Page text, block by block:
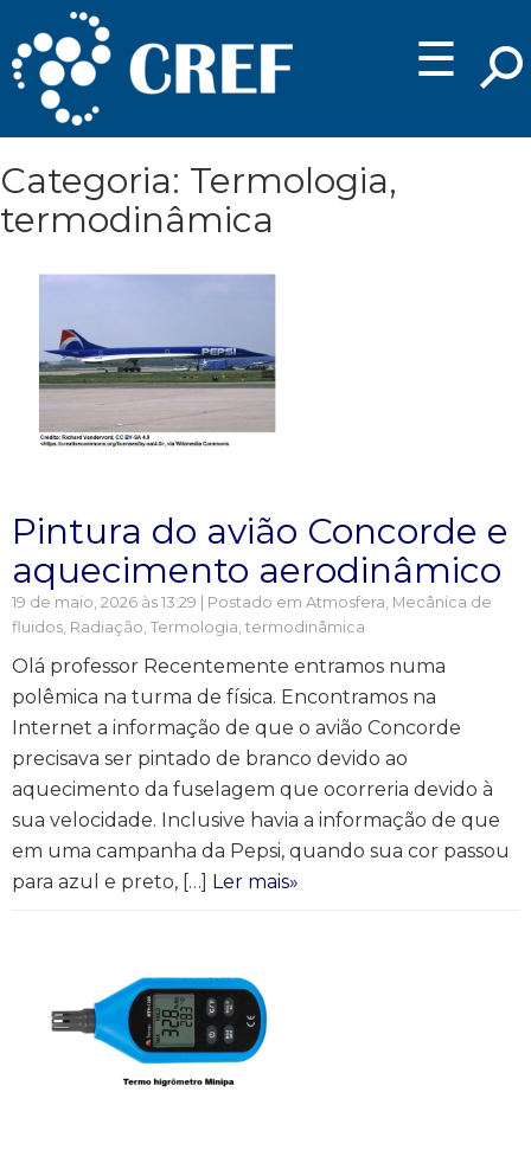
☰
Categoria: Termologia,
termodinâmica
Pintura do avião Concorde e
aquecimento aerodinâmico
19 de maio, 2026 às 13:29 | Postado em Atmosfera, Mecânica de
fluidos, Radiação, Termologia, termodinâmica
Olá professor Recentemente entramos numa
polêmica na turma de física. Encontramos na
Internet a informação de que o avião Concorde
precisava ser pintado de branco devido ao
aquecimento da fuselagem que ocorreria devido à
sua velocidade. Inclusive havia a informação de que
em uma campanha da Pepsi, quando sua cor passou
para azul e preto, […] Ler mais»